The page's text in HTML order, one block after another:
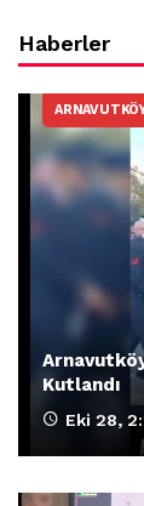
Haberler
Kutlandı
Eki 28,